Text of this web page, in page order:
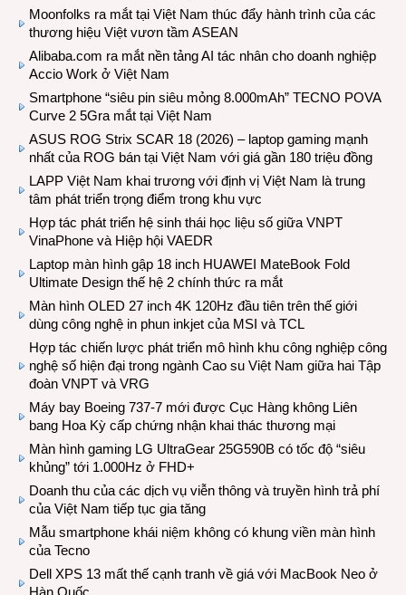
Moonfolks ra mắt tại Việt Nam thúc đẩy hành trình của các
thương hiệu Việt vươn tầm ASEAN
Alibaba.com ra mắt nền tảng AI tác nhân cho doanh nghiệp
Accio Work ở Việt Nam
Smartphone “siêu pin siêu mỏng 8.000mAh” TECNO POVA
Curve 2 5Gra mắt tại Việt Nam
ASUS ROG Strix SCAR 18 (2026) – laptop gaming mạnh
nhất của ROG bán tại Việt Nam với giá gần 180 triệu đồng
LAPP Việt Nam khai trương với định vị Việt Nam là trung
tâm phát triển trọng điểm trong khu vực
Hợp tác phát triển hệ sinh thái học liệu số giữa VNPT
VinaPhone và Hiệp hội VAEDR
Laptop màn hình gập 18 inch HUAWEI MateBook Fold
Ultimate Design thế hệ 2 chính thức ra mắt
Màn hình OLED 27 inch 4K 120Hz đầu tiên trên thế giới
dùng công nghệ in phun inkjet của MSI và TCL
Hợp tác chiến lược phát triển mô hình khu công nghiệp công
nghệ số hiện đại trong ngành Cao su Việt Nam giữa hai Tập
đoàn VNPT và VRG
Máy bay Boeing 737-7 mới được Cục Hàng không Liên
bang Hoa Kỳ cấp chứng nhận khai thác thương mại
Màn hình gaming LG UltraGear 25G590B có tốc độ “siêu
khủng” tới 1.000Hz ở FHD+
Doanh thu của các dịch vụ viễn thông và truyền hình trả phí
của Việt Nam tiếp tục gia tăng
Mẫu smartphone khái niệm không có khung viền màn hình
của Tecno
Dell XPS 13 mất thế cạnh tranh về giá với MacBook Neo ở
Hàn Quốc